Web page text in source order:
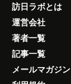
訪日ラボとは
運営会社
著者一覧
記事一覧
メールマガジン